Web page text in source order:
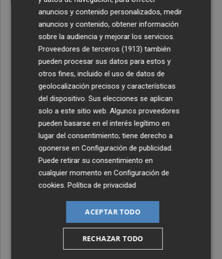
anuncios y contenido personalizados, medir
anuncios y contenido, obtener información
sobre la audiencia y mejorar los servicios.
Proveedores de terceros (1913) también
pueden procesar sus datos para estos y
otros fines, incluido el uso de datos de
geolocalización precisos y características
del dispositivo. Sus elecciones se aplican
solo a este sitio web. Algunos proveedores
pueden basarse en el interés legítimo en
lugar del consentimiento; tiene derecho a
oponerse enConfiguración de publicidad
Puede retirar su consentimiento en
cualquier momento enConfiguración de
cookies .Política de privacidad
ACEPTAR TODO
RECHAZAR TODO